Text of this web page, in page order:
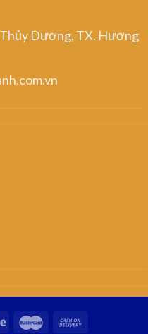
Dương, TX. Hương